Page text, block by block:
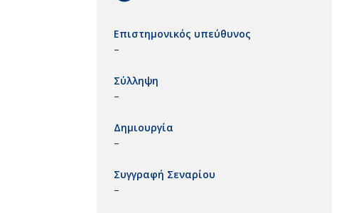
Επιστημονικός υπεύθυνος
–
Σύλληψη
–
Δημιουργία
–
Συγγραφή Σεναρίου
–